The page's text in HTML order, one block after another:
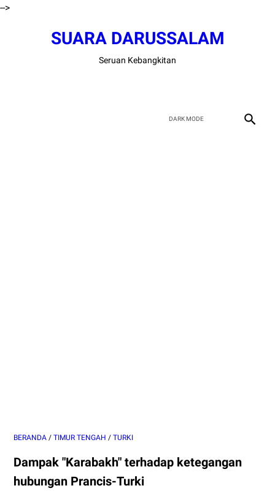
-->
SUARA DARUSSALAM
Seruan Kebangkitan
BERANDA / TIMUR TENGAH / TURKI
Dampak "Karabakh" terhadap ketegangan
hubungan Prancis-Turki